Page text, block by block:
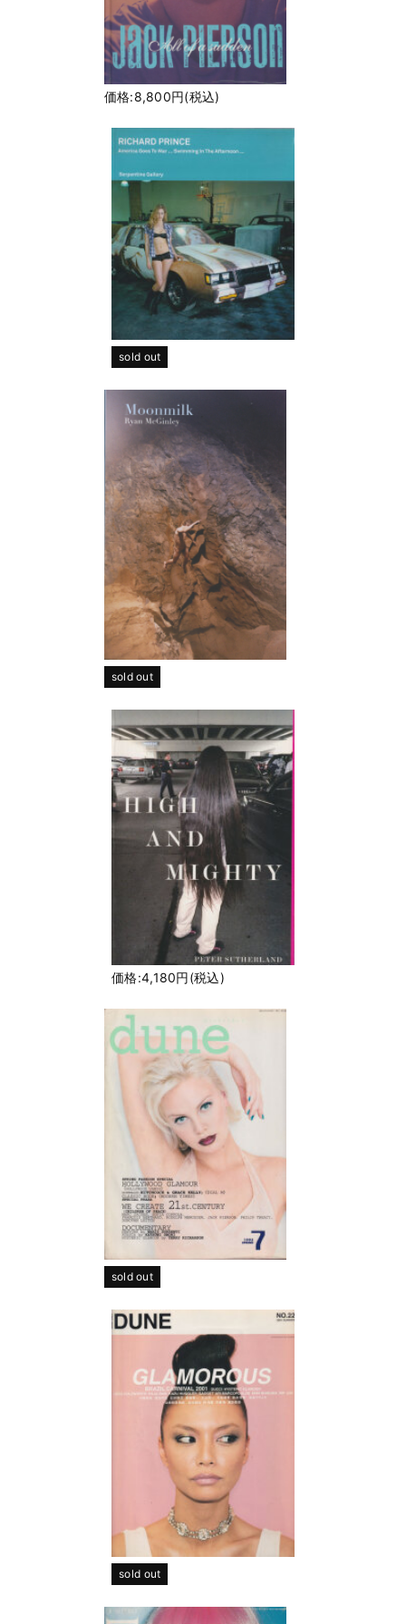
価格:8,800円(税込)
sold out
sold out
価格:4,180円(税込)
sold out
sold out